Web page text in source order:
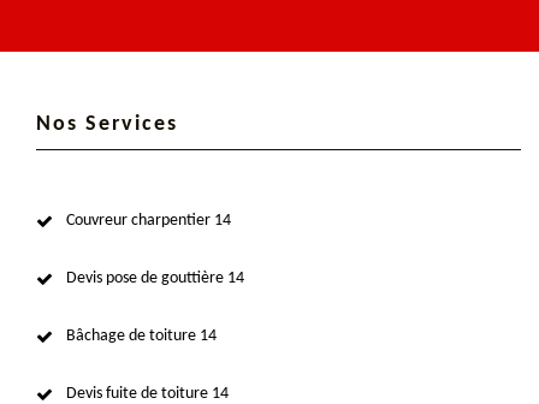
Nos Services
Couvreur charpentier 14
Devis pose de gouttière 14
Bâchage de toiture 14
Devis fuite de toiture 14